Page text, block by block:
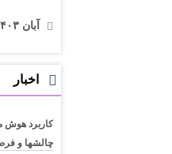
آبان ۱۴۰۳
اخبار
کاربرد هوش
چالشها و